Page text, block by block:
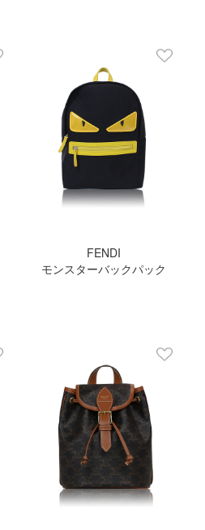
FENDI
モンスターバックパック